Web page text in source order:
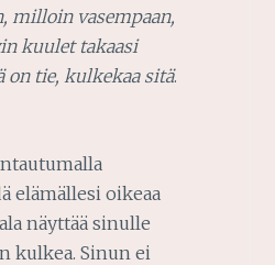
milloin vasempaan,
kuulet takaasi
on tie, kulkekaa sitä.
elämällesi oikeaa
näyttää sinulle
kulkea. Sinun ei